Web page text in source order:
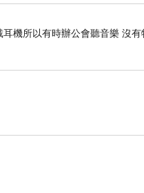
機所以有時辦公會聽音樂 沒